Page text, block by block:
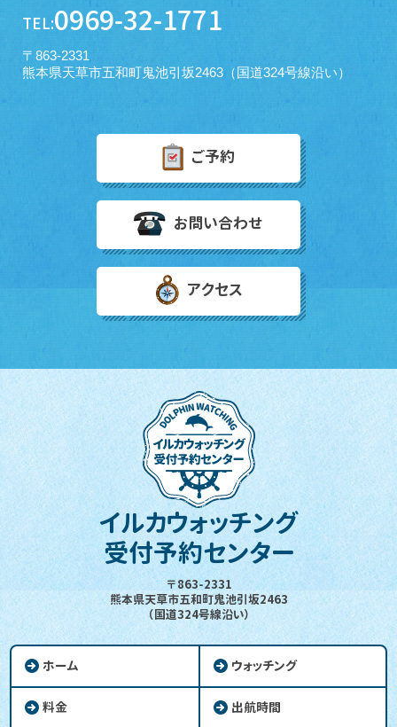
TEL:0969-32-1771
〒863-2331
熊本県天草市五和町鬼池引坂2463（国道324号線沿い）
ご予約
お問い合わせ
アクセス
イルカウォッチング
受付予約センター
〒863-2331
熊本県天草市五和町鬼池引坂2463
（国道324号線沿い）
ホーム ウォッチング
料金 出航時間